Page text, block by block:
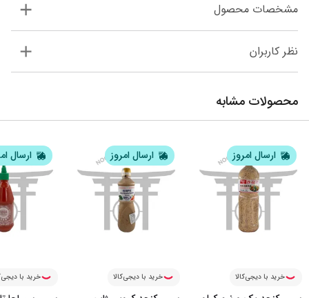
مشخصات محصول
نظر کاربران
محصولات مشابه
ارسال امروز
خرید با دیجی‌کالا
ارسال امروز
خرید با دیجی‌کالا
ارسال
خرید با